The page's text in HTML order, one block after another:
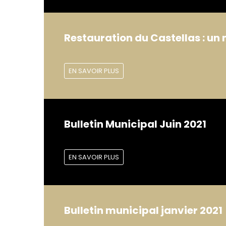
Restauration du Castellas :
EN SAVOIR PLUS
Bulletin Municipal Juin 2021
EN SAVOIR PLUS
Bulletin municipal janvier 2021